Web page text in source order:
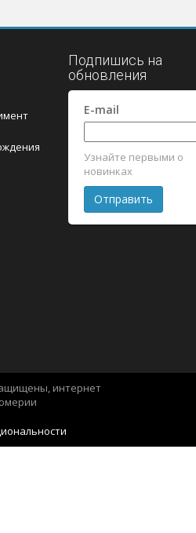
Подпишись на
обновления
E-mail
Узнайте первыми о
новинках
интернет